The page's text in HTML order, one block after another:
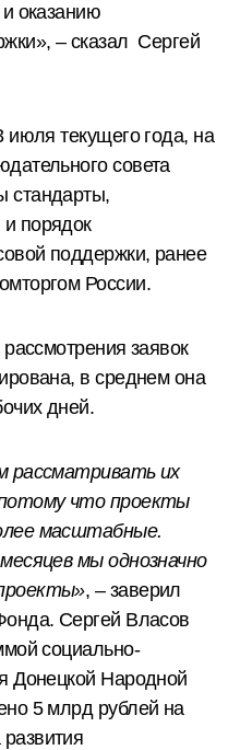
оказанию
– сказал Сергей
текущего года, на
совета
стандарты,
порядок
поддержки, ранее
России.
заявок
в среднем она
дней.
рассматривать их
что проекты
масштабные.
мы однозначно
, – заверил
Сергей Власов
социально-
Донецкой Народной
5 млрд рублей на